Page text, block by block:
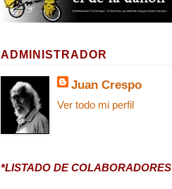
ADMINISTRADOR
Juan Crespo
Ver todo mi perfil
*LISTADO DE COLABORADORES